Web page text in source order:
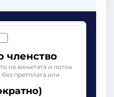
членство
на вињетата и потоа
претплата или